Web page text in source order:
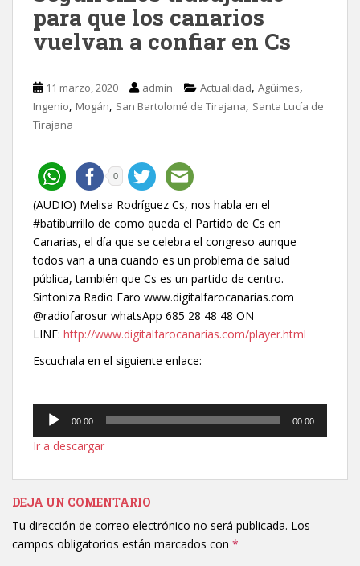
para que los canarios
vuelvan a confiar en Cs
11 marzo, 2020 admin Actualidad, Agüimes,
Ingenio, Mogán, San Bartolomé de Tirajana, Santa Lucía de
Tirajana
0
(AUDIO) Melisa Rodríguez Cs, nos habla en el
#batiburrillo de como queda el Partido de Cs en
Canarias, el día que se celebra el congreso aunque
todos van a una cuando es un problema de salud
pública, también que Cs es un partido de centro.
Sintoniza Radio Faro www.digitalfarocanarias.com
@radiofarosur whatsApp 685 28 48 48 ON
LINE: http://www.digitalfarocanarias.com/player.html
Escuchala en el siguiente enlace:
Reproductor
audio
00:00 00:00
Ir a descargar
DEJA UN COMENTARIO
Tu dirección de correo electrónico no será publicada. Los
campos obligatorios están marcados con *